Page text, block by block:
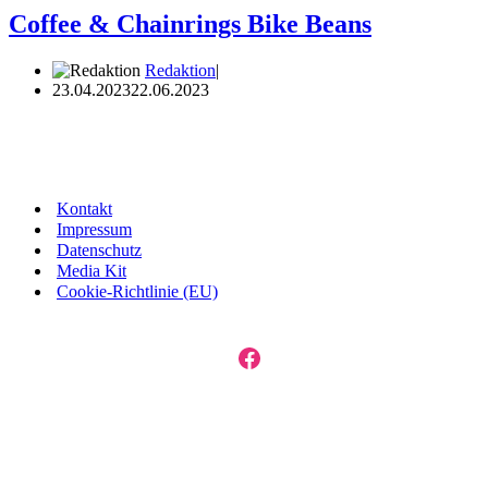
Coffee & Chainrings Bike Beans
Redaktion
23.04.202322.06.2023
Kontakt
Impressum
Datenschutz
Media Kit
Cookie-Richtlinie (EU)
Facebook